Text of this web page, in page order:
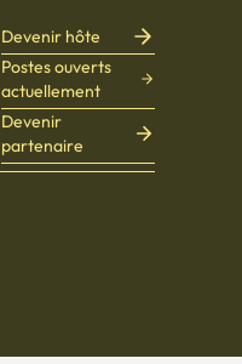
Devenir hôte
Postes ouverts
actuellement
Devenir
partenaire